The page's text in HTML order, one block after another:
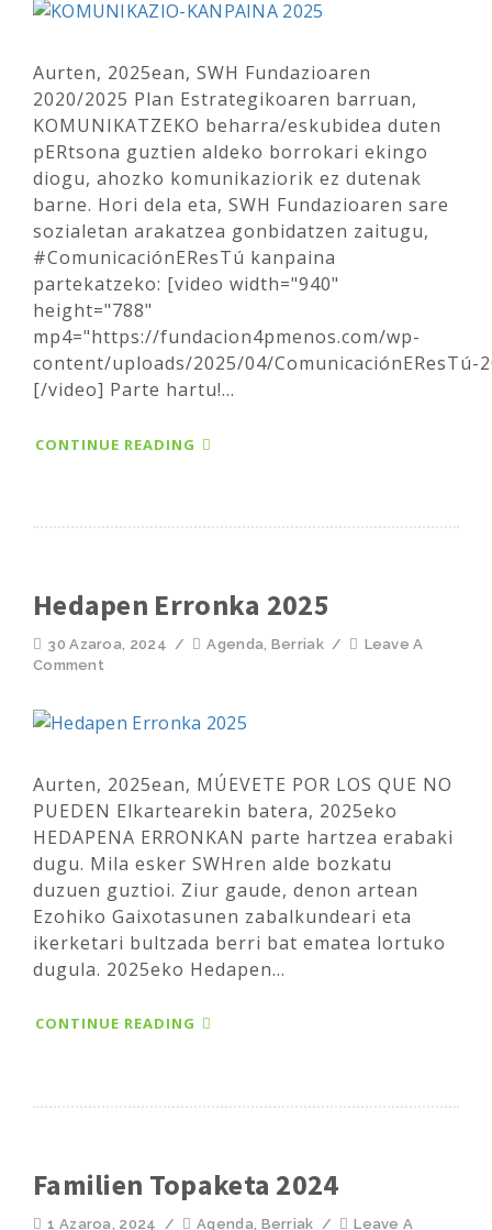
Aurten, 2025ean, SWH Fundazioaren
2020/2025 Plan Estrategikoaren barruan,
KOMUNIKATZEKO beharra/eskubidea duten
pERtsona guztien aldeko borrokari ekingo
diogu, ahozko komunikaziorik ez dutenak
barne. Hori dela eta, SWH Fundazioaren sare
sozialetan arakatzea gonbidatzen zaitugu,
#ComunicaciónEResTú kanpaina
partekatzeko: [video width="940"
height="788"
mp4="https://fundacion4pmenos.com/wp-
content/uploads/2025/04/ComunicaciónEResTú-
[/video] Parte hartu!...
CONTINUE READING
Hedapen Erronka 2025
30 Azaroa, 2024 / Agenda, Berriak /
Leave A
Comment
Aurten, 2025ean, MÚEVETE POR LOS QUE NO
PUEDEN Elkartearekin batera, 2025eko
HEDAPENA ERRONKAN parte hartzea erabaki
dugu. Mila esker SWHren alde bozkatu
duzuen guztioi. Ziur gaude, denon artean
Ezohiko Gaixotasunen zabalkundeari eta
ikerketari bultzada berri bat ematea lortuko
dugula. 2025eko Hedapen...
CONTINUE READING
Familien Topaketa 2024
1 Azaroa, 2024 / Agenda, Berriak /
Leave A